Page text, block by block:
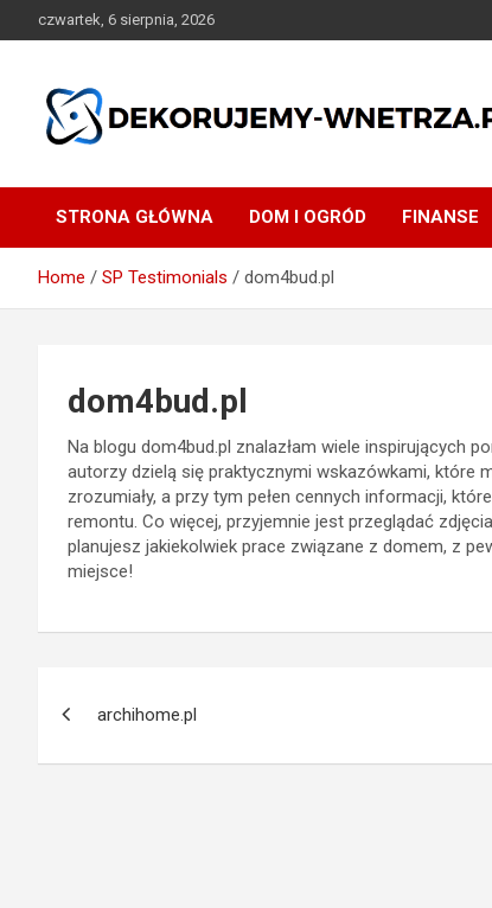
to
czwartek, 6 sierpnia, 2026
dekorujemy-
STRONA GŁÓWNA DOM I OGRÓD FINANSE
Home SP Testimonials dom4bud.pl
dom4bud.pl
Na blogu dom4bud.pl znalazłam wiele inspirujących
autorzy dzielą się praktycznymi wskazówkami, które
zrozumiały, a przy tym pełen cennych informacji,
remontu. Co więcej, przyjemnie jest przeglądać
planujesz jakiekolwiek prace związane z domem, z
miejsce!
archihome.pl